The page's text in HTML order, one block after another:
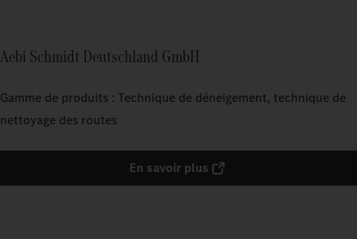
Aebi Schmidt Deutschland GmbH
Gamme de produits : Technique de déneigement, technique de
nettoyage des routes
En savoir plus